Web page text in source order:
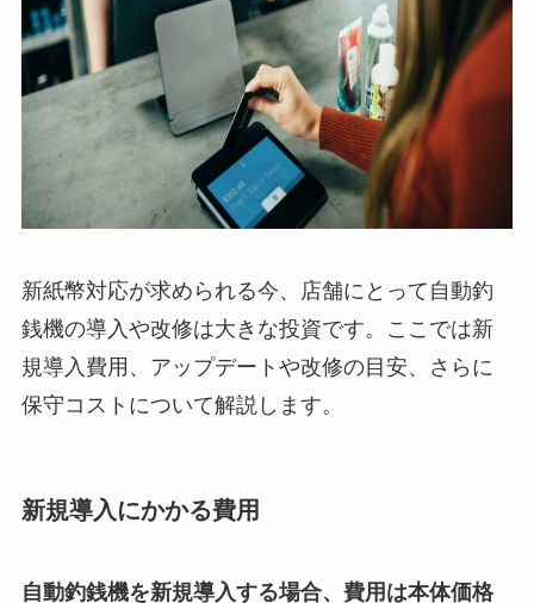
新紙幣対応が求められる今、店舗にとって自動釣
銭機の導入や改修は大きな投資です。ここでは新
規導入費用、アップデートや改修の目安、さらに
保守コストについて解説します。
新規導入にかかる費用
自動釣銭機を新規導入する場合、費用は本体価格